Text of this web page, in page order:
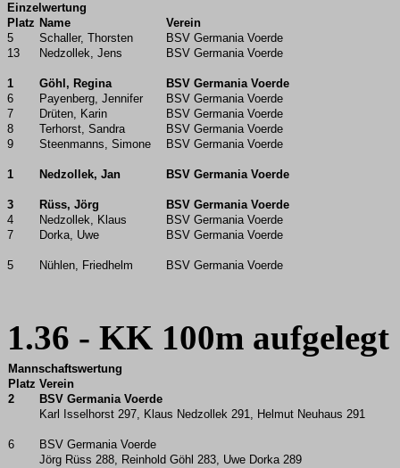
Einzelwertung
Platz Name
Verein
5
Schaller, Thorsten
BSV Germania Voerde
13
Nedzollek, Jens BSV Germania Voerde
1 Göhl, Regina
BSV Germania Voerde
6
Payenberg, Jennifer
BSV Germania Voerde
7
Drüten, Karin
BSV Germania Voerde
8
Terhorst, Sandra
BSV Germania Voerde
9
Steenmanns, Simone BSV Germania Voerde
1 Nedzollek, Jan BSV Germania Voerde
3 Rüss, Jörg
BSV Germania Voerde
4
Nedzollek, Klaus
BSV Germania Voerde
7
Dorka, Uwe BSV Germania Voerde
5 Nühlen, Friedhelm BSV Germania Voerde
1.36 - KK 100m aufgelegt
Mannschaftswertung
Platz Verein
2
BSV Germania Voerde
Karl Isselhorst 297, Klaus Nedzollek 291, Helmut Neuhaus 291
6
BSV Germania Voerde
Jörg Rüss 288, Reinhold Göhl 283, Uwe Dorka 289